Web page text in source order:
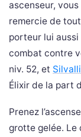
ascenseur,
remercie de
porteur lui aussi
combat contre
niv. 52, et
Élixir de la part
Prenez
grotte gelée. Le